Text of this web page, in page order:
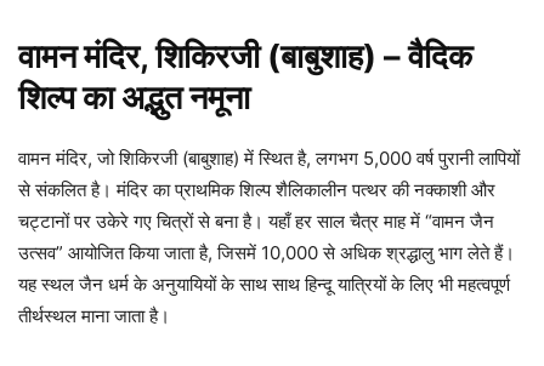
वामन मंदिर, शिकिरजी (बाबुशाह) – वैदिक
शिल्प का अद्भुत नमूना
वामन मंदिर, जो शिकिरजी (बाबुशाह) में स्थित है, लगभग 5,000 वर्ष पुरानी लापियों
से संकलित है। मंदिर का प्राथमिक शिल्प शैलिकालीन पत्थर की नक्काशी और
चट्टानों पर उकेरे गए चित्रों से बना है। यहाँ हर साल चैत्र माह में “वामन जैन
उत्सव” आयोजित किया जाता है, जिसमें 10,000 से अधिक श्रद्धालु भाग लेते हैं।
यह स्थल जैन धर्म के अनुयायियों के साथ साथ हिन्दू यात्रियों के लिए भी महत्वपूर्ण
तीर्थस्थल माना जाता है।